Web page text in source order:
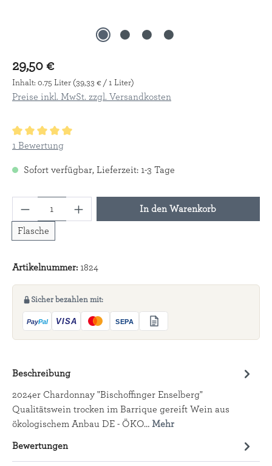
29,50 €
Inhalt: 0.75 Liter (39,33 € / 1 Liter)
Preise inkl. MwSt. zzgl. Versandkosten
Durchschnittliche Bewertung von 5 von 5 Sternen
1 Bewertung
Sofort verfügbar, Lieferzeit: 1-3 Tage
Produkt Anzahl: Gib den gewünschten Wert
Flasche
In den Warenkorb
Artikelnummer: 1824
Sicher bezahlen mit:
Beschreibung
2024er Chardonnay "Bischoffinger Enselberg"
Qualitätswein trocken im Barrique gereift Wein aus
ökologischem Anbau DE - ÖKO… Mehr
Bewertungen